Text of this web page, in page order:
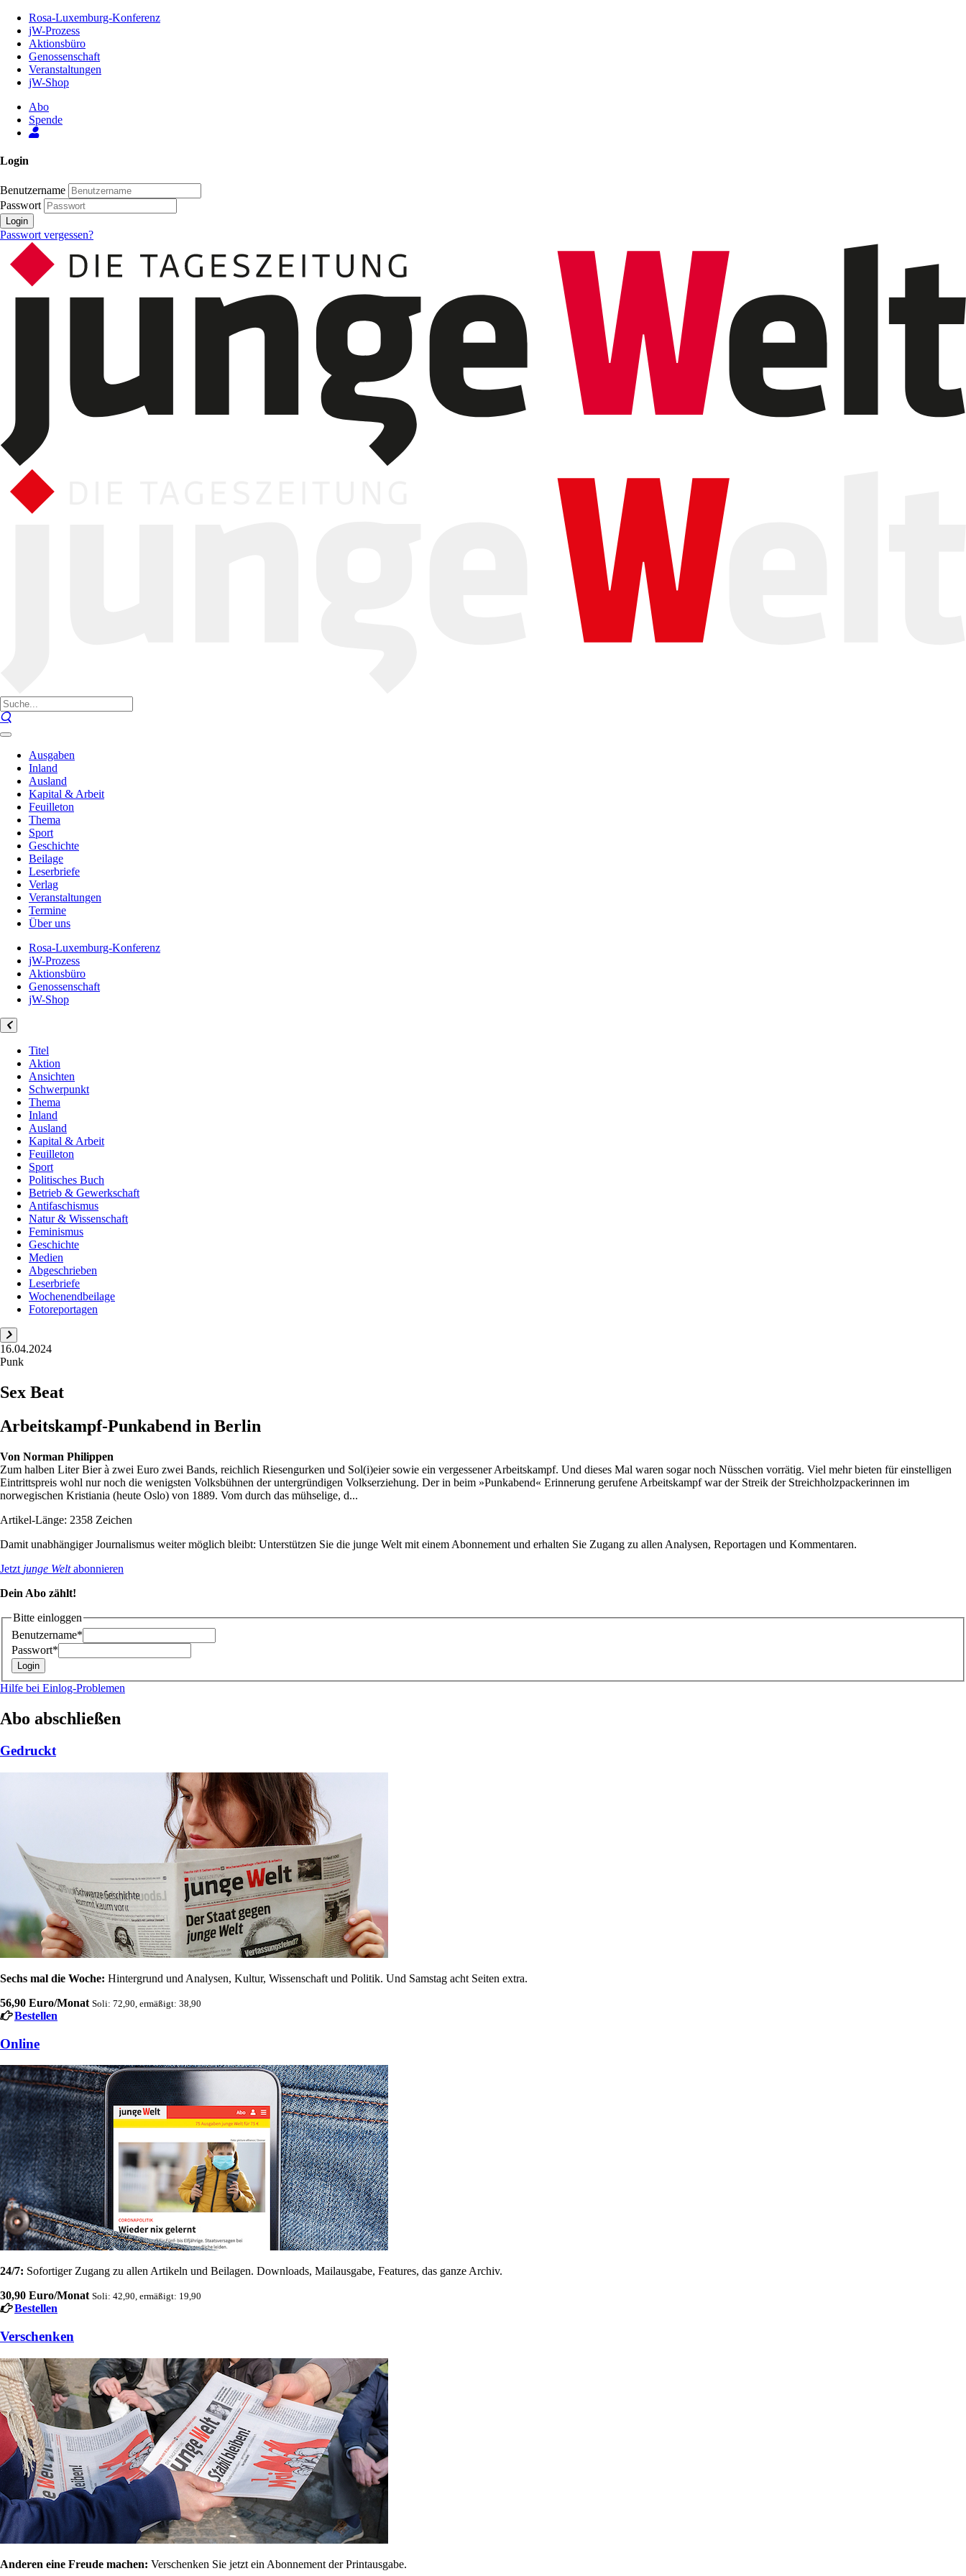
Inhalt
Seite
Rosa-Luxemburg-Konferenz
jW-Prozess
Aktionsbüro
Genossenschaft
Veranstaltungen
jW-Shop
Abo
Spende
Login
Benutzername
Passwort
Login
Passwort vergessen?
Ausgaben
Inland
Ausland
Kapital & Arbeit
Feuilleton
Thema
Sport
Geschichte
Beilage
Leserbriefe
Verlag
Veranstaltungen
Termine
Über uns
Rosa-Luxemburg-Konferenz
jW-Prozess
Aktionsbüro
Genossenschaft
jW-Shop
Titel
Aktion
Ansichten
Schwerpunkt
Thema
Inland
Ausland
Kapital & Arbeit
Feuilleton
Sport
Politisches Buch
Betrieb & Gewerkschaft
Antifaschismus
Natur & Wissenschaft
Feminismus
Geschichte
Medien
Abgeschrieben
Leserbriefe
Wochenendbeilage
Fotoreportagen
16.04.2024
Punk
Sex Beat
Arbeitskampf-Punkabend in Berlin
Von Norman Philippen
Zum halben Liter Bier à zwei Euro zwei Bands, reichlich Riesengurken und Sol(i)eier sowie ein vergessener Arbeitskampf. Und dieses Mal waren sogar noch Nüsschen vorrätig. Viel mehr bieten für einstelligen
Eintrittspreis wohl nur noch die wenigsten Volksbühnen der untergründigen Volkserziehung. Der in beim »Punkabend« Erinnerung gerufene Arbeitskampf war der Streik der Streichholzpackerinnen im
norwegischen Kristiania (heute Oslo) von 1889. Vom durch das mühselige, d...
Artikel-Länge: 2358 Zeichen
Damit unabhängiger Journalismus weiter möglich bleibt: Unterstützen Sie die junge Welt mit einem Abonnement und erhalten Sie Zugang zu allen Analysen, Reportagen und Kommentaren.
Jetzt junge Weltabonnieren
Dein Abo zählt!
Bitte einloggen
Benutzername*
Passwort*
Hilfe bei Einlog-Problemen
Abo abschließen
Gedruckt
Sechs mal die Woche: Hintergrund und Analysen, Kultur, Wissenschaft und Politik. Und Samstag acht Seiten extra.
56,90 Euro/Monat Soli: 72,90, ermäßigt: 38,90
Bestellen
Online
24/7: Sofortiger Zugang zu allen Artikeln und Beilagen. Downloads, Mailausgabe, Features, das ganze Archiv.
30,90 Euro/Monat Soli: 42,90, ermäßigt: 19,90
Bestellen
Verschenken
Anderen eine Freude machen: Verschenken Sie jetzt ein Abonnement der Printausgabe.